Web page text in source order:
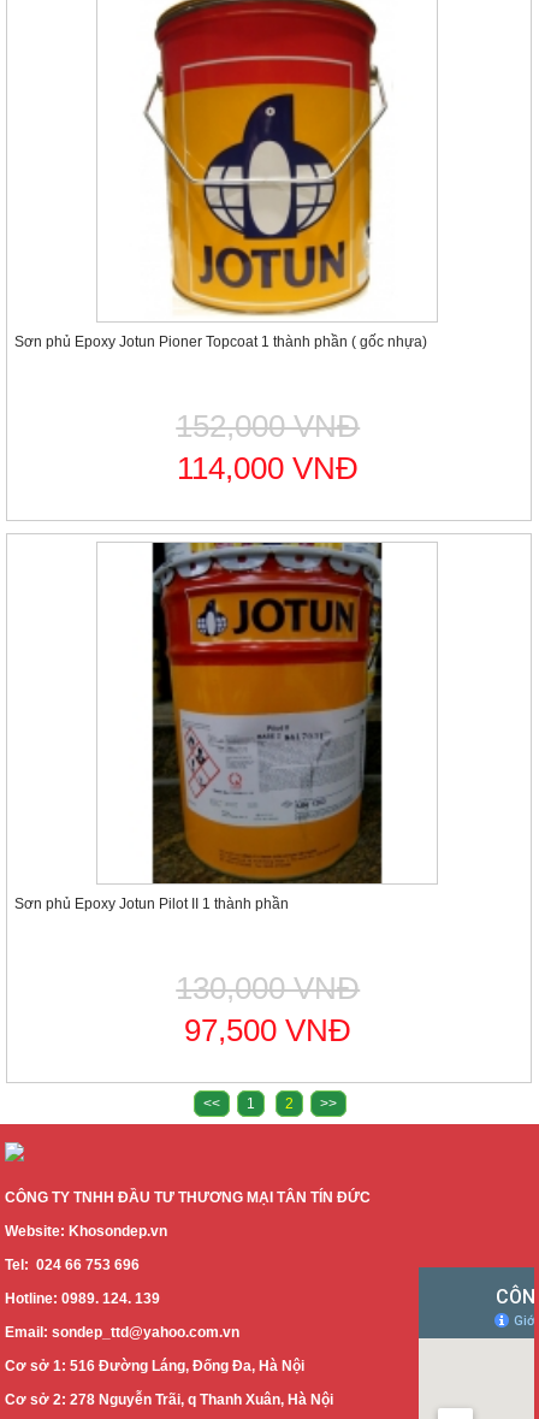
Sơn phủ Epoxy Jotun Pioner Topcoat 1 thành phần ( gốc nhựa)
152,000 VNĐ
114,000 VNĐ
Sơn phủ Epoxy Jotun Pilot II 1 thành phần
130,000 VNĐ
97,500 VNĐ
<< 1 2 >>
CÔNG TY TNHH ĐẦU TƯ THƯƠNG MẠI TÂN TÍN ĐỨC
Website: Khosondep.vn
Tel: 024 66 753 696
Hotline: 0989. 124. 139
Email: sondep_ttd@yahoo.com.vn
Cơ sở 1: 516 Đường Láng, Đống Đa, Hà Nội
Cơ sở 2: 278 Nguyễn Trãi, q Thanh Xuân, Hà Nội